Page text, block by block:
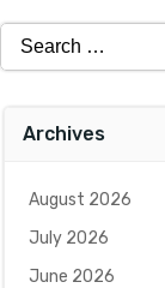
Search
for:
Archives
August 2026
July 2026
June 2026